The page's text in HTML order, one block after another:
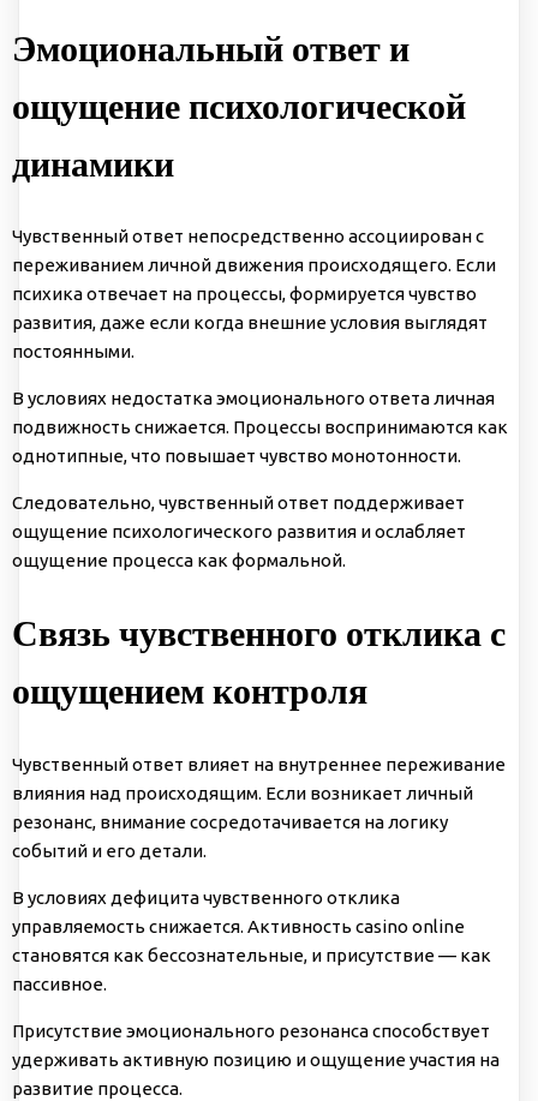
Эмоциональный ответ и
ощущение психологической
динамики
Чувственный ответ непосредственно ассоциирован с
переживанием личной движения происходящего. Если
психика отвечает на процессы, формируется чувство
развития, даже если когда внешние условия выглядят
постоянными.
В условиях недостатка эмоционального ответа личная
подвижность снижается. Процессы воспринимаются как
однотипные, что повышает чувство монотонности.
Следовательно, чувственный ответ поддерживает
ощущение психологического развития и ослабляет
ощущение процесса как формальной.
Связь чувственного отклика с
ощущением контроля
Чувственный ответ влияет на внутреннее переживание
влияния над происходящим. Если возникает личный
резонанс, внимание сосредотачивается на логику
событий и его детали.
В условиях дефицита чувственного отклика
управляемость снижается. Активность casino online
становятся как бессознательные, и присутствие — как
пассивное.
Присутствие эмоционального резонанса способствует
удерживать активную позицию и ощущение участия на
развитие процесса.